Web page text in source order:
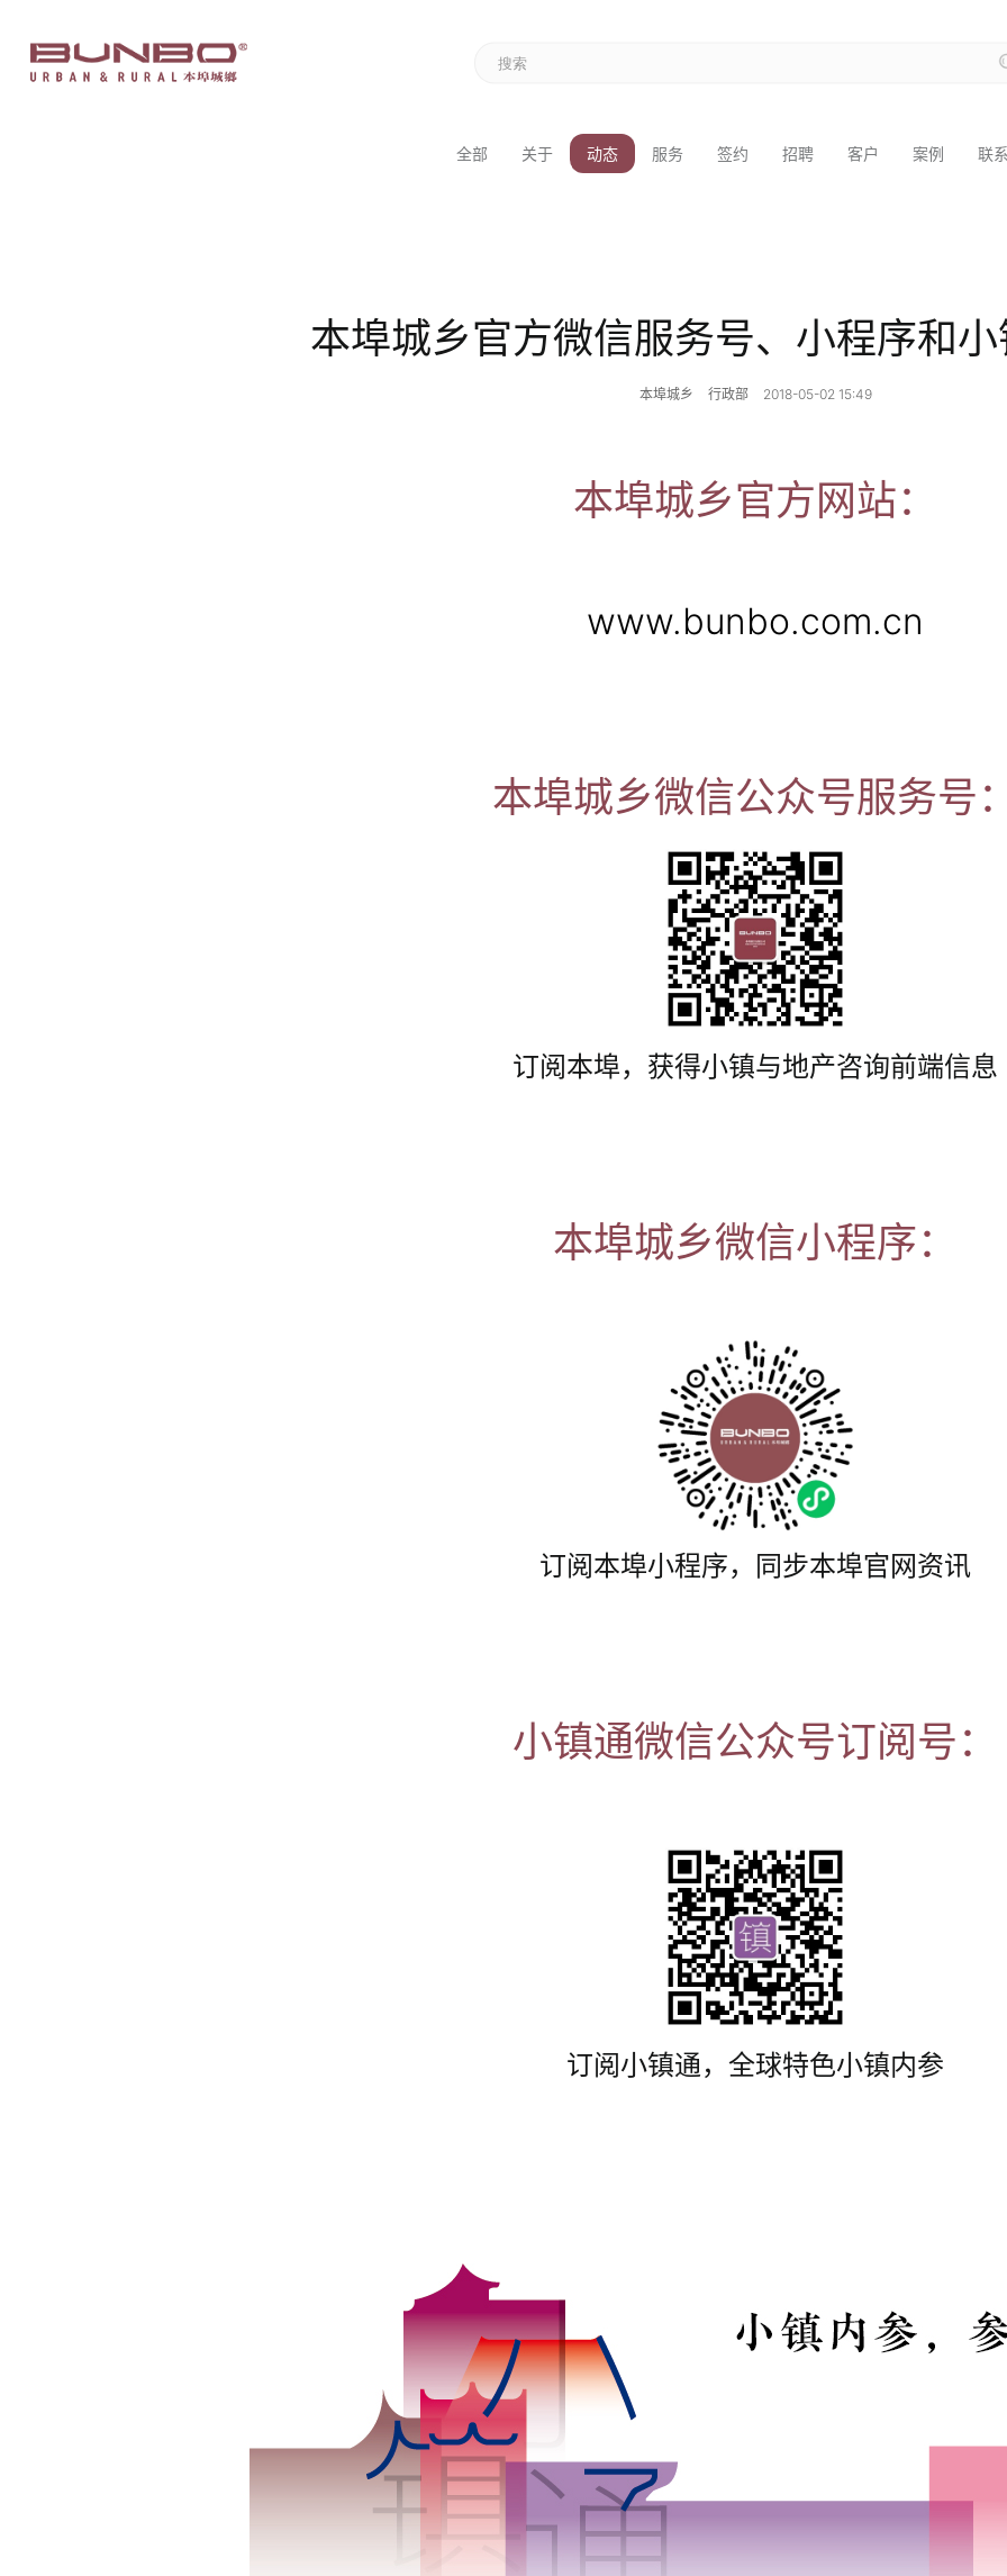
全部 关于 动态 服务 签约 招聘 客户 案例 联
本埠城乡官方微信服务号、小程序和
本埠城乡 行政部 2018-05-02 15:49
本埠城乡官方网站：
www.bunbo.com.cn
本埠城乡微信公众号服务号
订阅本埠，获得小镇与地产咨询前端信息
本埠城乡微信小程序：
订阅本埠小程序，同步本埠官网资讯
小镇通微信公众号订阅号：
订阅小镇通，全球特色小镇内参